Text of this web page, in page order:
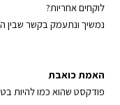
לוקחים אחריות?
נמשיך ונתעמק בקשר שבין
האמת כואבת
פודקסט שהוא כמו להיות